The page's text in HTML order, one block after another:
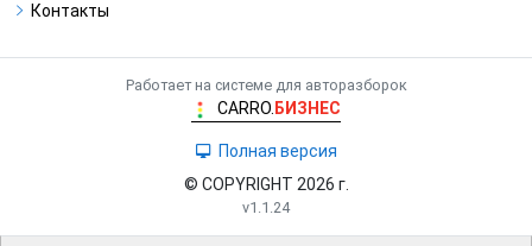
Контакты
Работает на системе для авторазборок
CARRO. БИЗНЕС
Полная версия
© COPYRIGHT 2026 г.
v1.1.24